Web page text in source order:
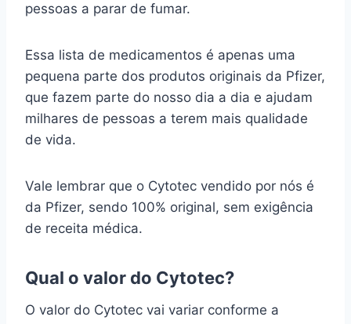
pessoas a parar de fumar.
Essa lista de medicamentos é apenas uma
pequena parte dos produtos originais da Pfizer,
que fazem parte do nosso dia a dia e ajudam
milhares de pessoas a terem mais qualidade
de vida.
Vale lembrar que o Cytotec vendido por nós é
da Pfizer, sendo 100% original, sem exigência
de receita médica.
Qual o valor do Cytotec?
O valor do Cytotec vai variar conforme a